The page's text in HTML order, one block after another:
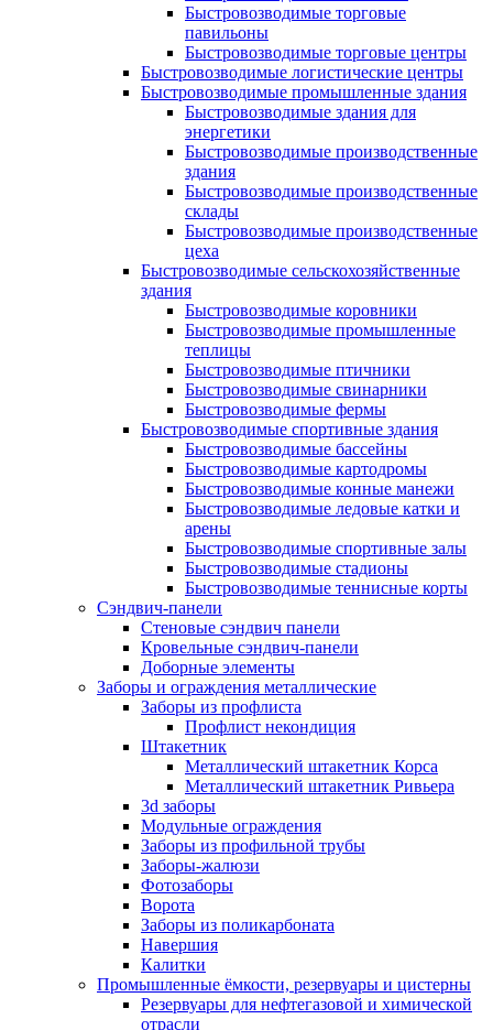
Быстровозводимые торговые
павильоны
Быстровозводимые торговые центры
Быстровозводимые логистические центры
Быстровозводимые промышленные здания
Быстровозводимые здания для
энергетики
Быстровозводимые производственные
здания
Быстровозводимые производственные
склады
Быстровозводимые производственные
цеха
Быстровозводимые сельскохозяйственные
здания
Быстровозводимые коровники
Быстровозводимые промышленные
теплицы
Быстровозводимые птичники
Быстровозводимые свинарники
Быстровозводимые фермы
Быстровозводимые спортивные здания
Быстровозводимые бассейны
Быстровозводимые картодромы
Быстровозводимые конные манежи
Быстровозводимые ледовые катки и
арены
Быстровозводимые спортивные залы
Быстровозводимые стадионы
Быстровозводимые теннисные корты
Сэндвич-панели
Стеновые сэндвич панели
Кровельные сэндвич-панели
Доборные элементы
Заборы и ограждения металлические
Заборы из профлиста
Профлист некондиция
Штакетник
Металлический штакетник Корса
Металлический штакетник Ривьера
3d заборы
Модульные ограждения
Заборы из профильной трубы
Заборы-жалюзи
Фотозаборы
Ворота
Заборы из поликарбоната
Навершия
Калитки
Промышленные ёмкости, резервуары и цистерны
Резервуары для нефтегазовой и химической
отрасли